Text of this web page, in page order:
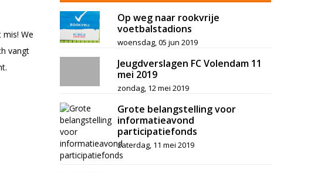
We
vangt
Op weg naar rookvrije
voetbalstadions
woensdag, 05 jun 2019
Jeugdverslagen FC Volendam 11
mei 2019
zondag, 12 mei 2019
Grote belangstelling voor
informatieavond
participatiefonds
zaterdag, 11 mei 2019